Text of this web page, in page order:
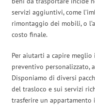
servizi aggiuntivi, come
rimontaggio dei mobili, o
costo finale.
Per aiutarti a capire meglio
preventivo personalizzato,
Disponiamo di diversi
del trasloco e sui servizi
trasferire un